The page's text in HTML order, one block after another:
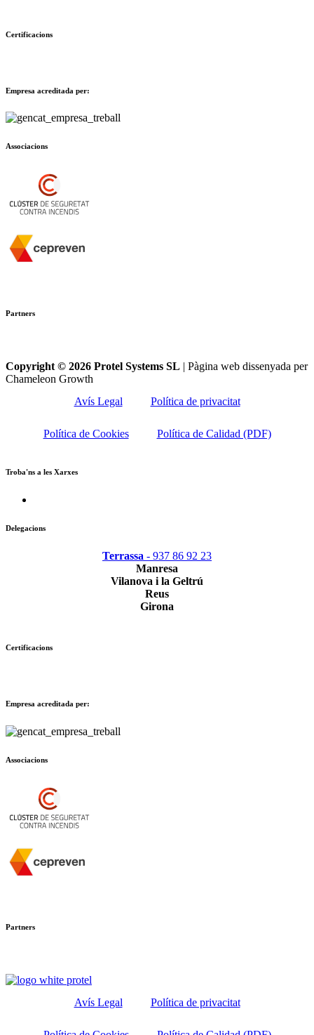
Certificacions
Empresa acreditada per:
Associacions
Partners
Copyright © 2026 Protel Systems SL | Pàgina web dissenyada per
Chameleon Growth
Avís Legal
Política de privacitat
Política de Cookies Política de Calidad (PDF)
Troba'ns a les Xarxes
Delegacions
Terrassa - 937 86 92 23
Manresa
Vilanova i la Geltrú
Reus
Girona
Certificacions
Empresa acreditada per:
Associacions
Partners
Avís Legal Política de privacitat